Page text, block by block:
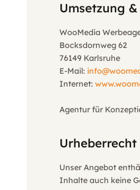
Umsetzung
WooMedia
Bocksdornweg 62
76149 Karlsruhe
E-Mail:
Internet:
Agentur für
Urheberrecht
Unser Angebot
Inhalte auch keine